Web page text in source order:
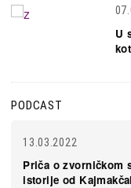
U
PODCAST
13.03.2022
Priča o zvorničkom
istorije od